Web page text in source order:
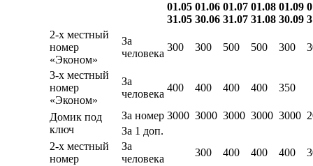
01.05
31.05
01.06
30.06
01.07
31.07
01.08
31.08
01.09
30.09
2-х местный
номер
«Эконом»
За
человека
300 300 500 500 300
3-х местный
номер
«Эконом»
За
человека
400 400 400 400 350
Домик под
ключ
За номер 3000 3000 3000 3000 3000
За 1 доп.
2-х местный
номер
За
человека
300 400 400 400